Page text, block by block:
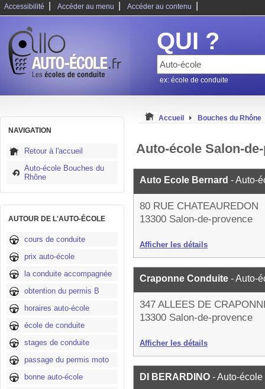
Accessibilité Accéder au menu Accéder au contenu
QUI ?
ex: école de conduite
NAVIGATION
Retour à l'accueil
Auto-école Bouches du
Rhône
AUTOUR DE L'AUTO-ÉCOLE
cours de conduite
prix auto-école
la conduite accompagnée
obtention du permis B
horaires auto-école
école de conduite
stages de conduite
passage du permis moto
bonne auto-école
Accueil Bouches du Rhône
Auto-école Salon-
Auto Ecole Bernard - Auto-
80 RUE CHATEAUREDON
13300 Salon-de-provence
Afficher les détails
Craponne Conduite - Auto-
347 ALLEES DE
13300 Salon-de-provence
Afficher les détails
DI BERARDINO - Auto-école